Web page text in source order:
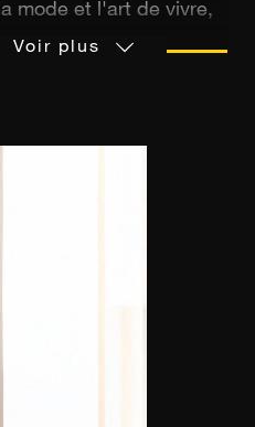
mode et l'art de vivre,
particulièrement la
Voir plus